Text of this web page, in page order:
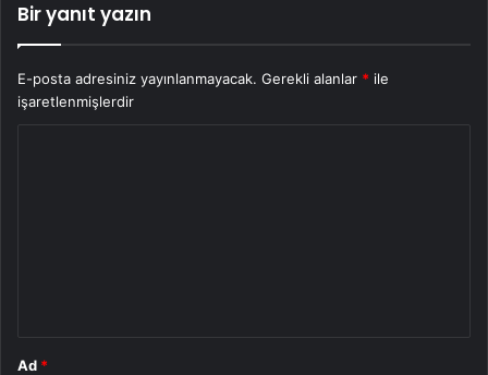
Bir yanıt yazın
E-posta adresiniz yayınlanmayacak. Gerekli alanlar * ile
işaretlenmişlerdir
Ad *